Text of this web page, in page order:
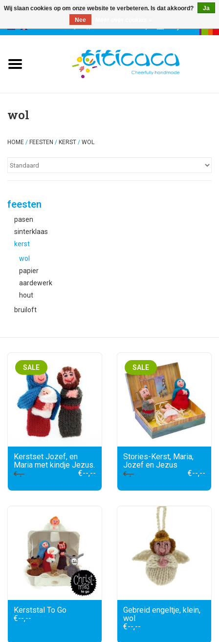
sleutelhangers
feesten
over titicaca
wol
HOME / FEESTEN / KERST / WOL
feesten
pasen
sinterklaas
kerst
wol
papier
aardewerk
hout
bruiloft
SALE
Kerstset Jozef, en
Maria met kindje Jezus.
€--,-- €--,--
SALE
Stories-Kerst, Maria,
Jozef en Jezus
€--,-- €--,--
Kerststal To Go
€--,--
Gebreid engeltje, klein,
wol
€--,--
Wij slaan cookies op om onze website te verbeteren. Is dat akkoord?
Ja
Nee